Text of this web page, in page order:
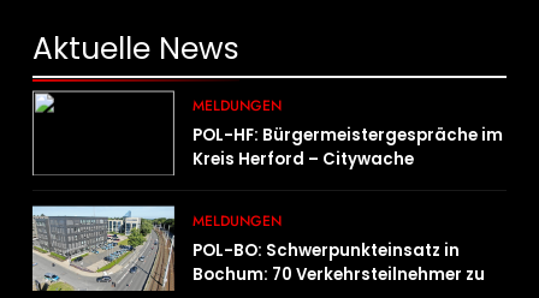
Aktuelle News
MELDUNGEN
POL-HF: Bürgermeistergespräche im
Kreis Herford – Citywache
MELDUNGEN
POL-BO: Schwerpunkteinsatz in
Bochum: 70 Verkehrsteilnehmer zu